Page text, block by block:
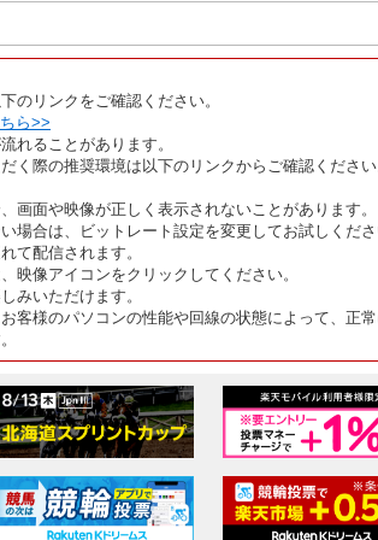
のリンクをご確認ください。
ら>>
れることがあります。
く際の推奨環境は以下のリンクからご確認ください
画面や映像が正しく表示されないことがあります。
場合は、ビットレート設定を変更してお試しくださ
て配信されます。
映像アイコンをクリックしてください。
みいただけます。
客様のパソコンの性能や回線の状態によって、